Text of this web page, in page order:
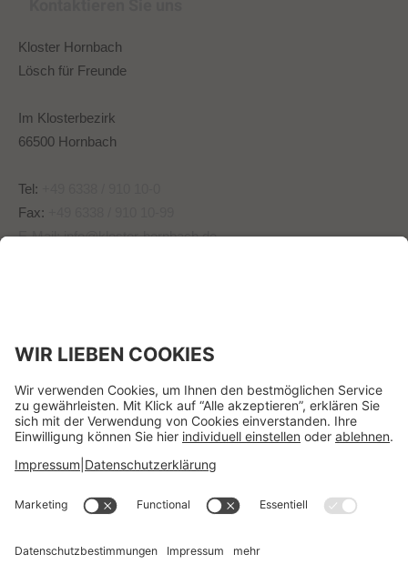
Kloster Hornbach
Lösch für Freunde
Im Klosterbezirk
66500 Hornbach
Tel:
Fax:
E-Mail:info@kloster-hornbach.de
Zustimmung, um den -
Dieser Inhalt darf aufgrund
von Trackern, die Besuchern
nicht offengelegt werden,
nicht geladen werden. Der
diese mit seinem CMP
einrichten, um diesen Inhalt
Technologien hinzuzufügen.